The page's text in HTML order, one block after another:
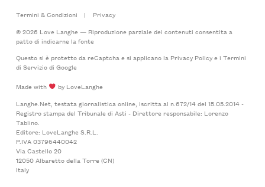
Termini & Condizioni |
Privacy
© 2026 Love Langhe — Riproduzione parziale dei contenuti consentita a
patto di indicarne la fonte
Questo si è protetto da reCaptcha e si applicano la Privacy Policye i Termini
di Serviziodi Google
Made with
by LoveLanghe
Langhe.Net, testata giornalistica online, iscritta al n.672/14 del 15.05.2014 -
Registro stampa del Tribunale di Asti - Direttore responsabile: Lorenzo
Tablino.
Editore: LoveLanghe S.R.L.
P.IVA 03796440042
Via Castello 20
12050 Albaretto della Torre (CN)
Italy